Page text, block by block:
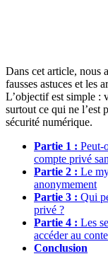
Dans cet article, nous
fausses astuces et les
L’objectif est simple :
surtout ce qui ne l’est
sécurité numérique.
Partie 1 : Peut-
compte privé
Partie 2 : Le
anonymement
Partie 3 : Qui
privé ?
Partie 4 : Les
accéder au
Conclusion